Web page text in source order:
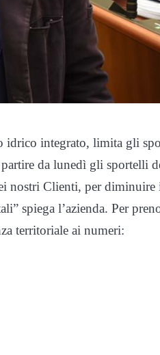
idrico integrato, limita gli
da lunedì gli sportelli
nostri Clienti, per
spiega l’azienda. Per
territoriale ai numeri: